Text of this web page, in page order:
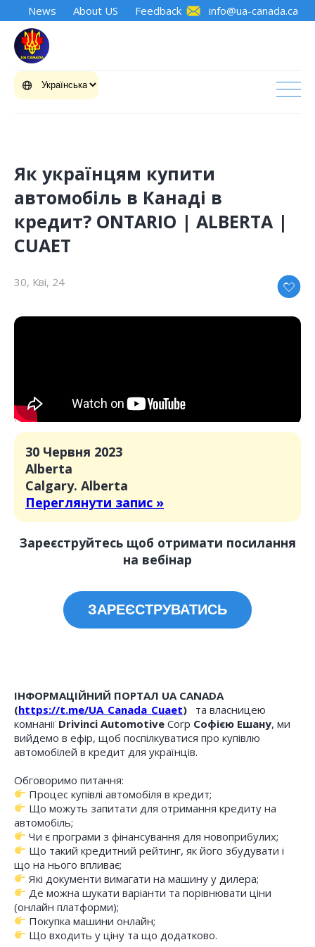
News About US Feedback info@ua-canada.ca
Як українцям купити
автомобіль в Канаді в
кредит? ONTARIO | ALBERTA |
CUAET
30, Кві, 24
30 Червня 2023
Alberta
Calgary. Alberta
Переглянути запис »
Зареєструйтесь щоб отримати посилання
на вебінар
ЗАРЕЄСТРУВАТИСЬ
ІНФОРМАЦІЙНИЙ ПОРТАЛ UA CANADA
(https://t.me/UA_Canada_Cuaet)
та власницею
комнанії Drivinci Automotive Corp Софією Ешану, ми
вийдемо в ефір, щоб поспілкуватися про купівлю
автомобілей в кредит для українців.
Обговоримо питання:
Процес купівлі автомобіля в кредит;
Що можуть запитати для отримання кредиту на
автомобіль;
Чи є програми з фінансування для новоприбулих;
Що такий кредитний рейтинг, як його збудувати і
що на нього впливає;
Які документи вимагати на машину у дилера;
Де можна шукати варіанти та порівнювати ціни
(онлайн платформи);
Покупка машини онлайн;
Що входить у ціну та що додатково.